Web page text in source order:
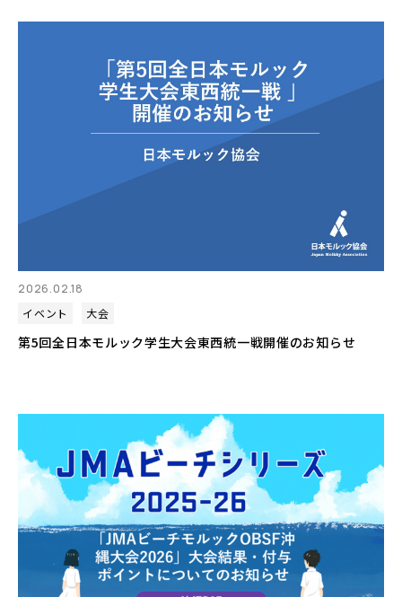
2026.02.18
イベント
大会
第5回全日本モルック学生大会東西統一戦開催のお知らせ